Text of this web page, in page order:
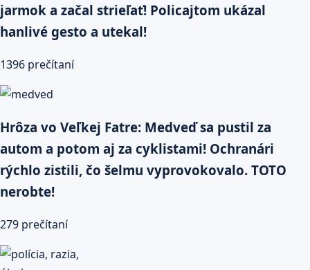
jarmok a začal strieľať! Policajtom ukázal
hanlivé gesto a utekal!
1396 prečítaní
Hrôza vo Veľkej Fatre: Medveď sa pustil za
autom a potom aj za cyklistami! Ochranári
rýchlo zistili, čo šelmu vyprovokovalo. TOTO
nerobte!
279 prečítaní